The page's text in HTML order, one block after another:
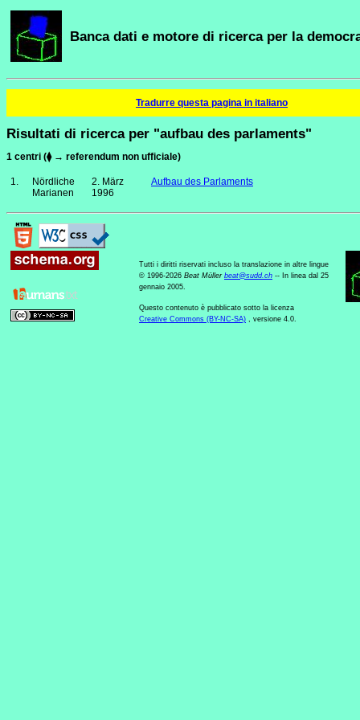
Banca dati e motore di ricerca per la
Tradurre questa pagina in italiano
Risultati di ricerca per "aufbau des parlaments"
1 centri (⧫ → referendum non ufficiale)
1.
Nördliche
Marianen
2. März
1996
Aufbau des Parlaments
Tutti i diritti riservati incluso la translazione in altre lingue
© 1996-2026 Beat Müller beat@sudd.ch -- In linea dal 25
gennaio 2005.
Questo contenuto è pubblicato sotto la licenza
Creative Commons (BY-NC-SA) , versione 4.0.